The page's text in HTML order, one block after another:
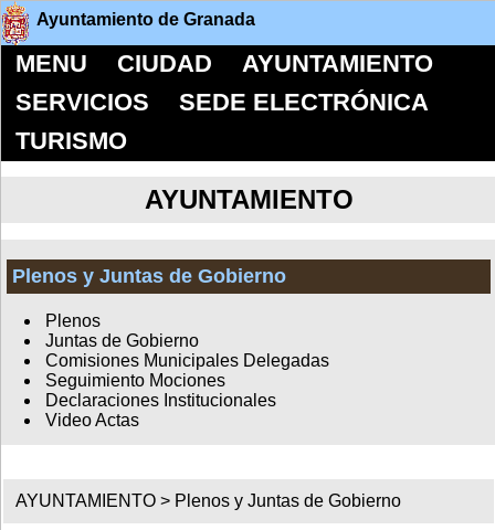
Ayuntamiento de Granada
MENU CIUDAD
AYUNTAMIENTO
SERVICIOS
SEDE ELECTRÓNICA
TURISMO
AYUNTAMIENTO
Plenos y Juntas de Gobierno
Plenos
Juntas de Gobierno
Comisiones Municipales Delegadas
Seguimiento Mociones
Declaraciones Institucionales
Video Actas
AYUNTAMIENTO > Plenos y Juntas de Gobierno